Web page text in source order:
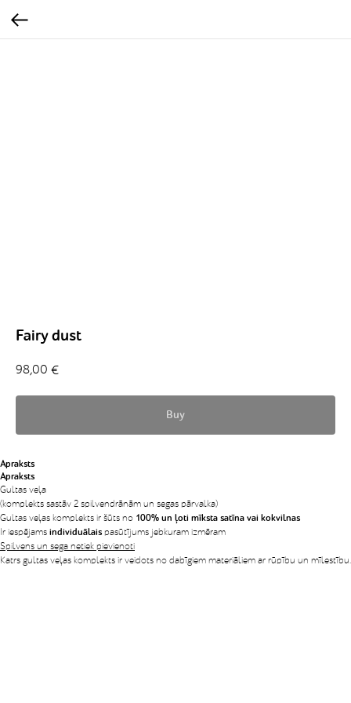
Fairy dust
98,00 €
Buy
Apraksts
Apraksts
Gultas veļa
(komplekts sastāv 2 spilvendrānām un segas pārvalka)
Gultas veļas komplekts ir šūts no 100% un ļoti mīksta satīna vai kokvilnas
Ir iespējams individuālais pasūtījums jebkuram izmēram
Spilvens un sega netiek pievienoti
Katrs gultas veļas komplekts ir veidots no dabīgiem materiāliem ar rūpību un mīlestību.